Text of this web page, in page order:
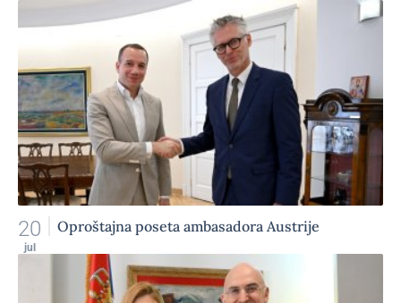
20
jul
Oproštajna poseta ambasadora Austrije